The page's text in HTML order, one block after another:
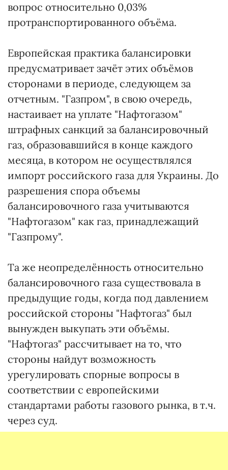
вопрос относительно 0,03%
протранспортированного объёма.
Европейская практика балансировки
предусматривает зачёт этих объёмов
сторонами в периоде, следующем за
отчетным. "Газпром", в свою очередь,
настаивает на уплате "Нафтогазом"
штрафных санкций за балансировочный
газ, образовавшийся в конце каждого
месяца, в котором не осуществлялся
импорт российского газа для Украины. До
разрешения спора объемы
балансировочного газа учитываются
"Нафтогазом" как газ, принадлежащий
"Газпрому".
Та же неопределённость относительно
балансировочного газа существовала в
предыдущие годы, когда под давлением
российской стороны "Нафтогаз" был
вынужден выкупать эти объёмы.
"Нафтогаз" рассчитывает на то, что
стороны найдут возможность
урегулировать спорные вопросы в
соответствии с европейскими
стандартами работы газового рынка, в т.ч.
через суд.